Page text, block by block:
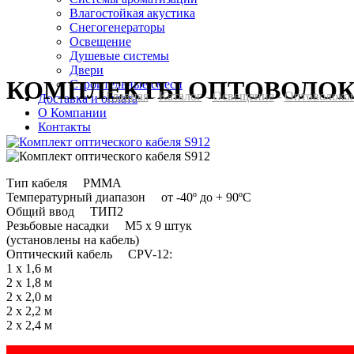
Влагостойкая акустика
Снегогенераторы
Освещение
Душевые системы
Двери
Cтроительные смеси
Доставка и оплата
О Компании
Контакты
КОМПЛЕКТЫ
Главная-Каталог-Освещение-
Тип кабеля PMMA
Температурный диапазон от -40º до + 90ºС
Общий ввод ТИП2
Резьбовые насадки М5 х 9 штук
(установлены на кабель)
Оптический кабель CPV-12:
1 х 1,6 м
2 х 1,8 м
2 х 2,0 м
2 х 2,2 м
2 х 2,4 м